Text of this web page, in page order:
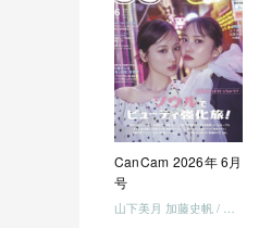
CanCam 2026年 6月
号